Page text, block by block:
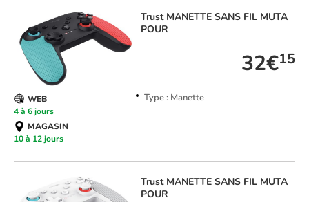
Trust MANETTE SANS FIL MUTA
POUR
32€15
Type : Manette
WEB
4 à 6 jours
MAGASIN
10 à 12 jours
Trust MANETTE SANS FIL MUTA
POUR